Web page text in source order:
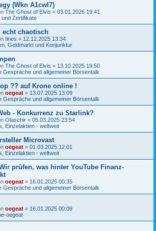
(Wkn A1cwl7)
The Ghost of Elvis « 03.01.2026 19:41
und Zertifikate
echt chaotisch
Iines « 12.12.2025 13:34
Geldmarkt und Konjunktur
The Ghost of Elvis « 13.10.2025 19:50
Gespräche und allgemeiner Börsentalk
?? auf Krone online !
oegeat « 13.07.2025 13:09
Gespräche und allgemeiner Börsentalk
- Konkurrenz zu Starlink?
Olaschir « 05.03.2025 23:54
Einzelaktien - weltweit
Microvast
oegeat « 01.03.2025 12:01
Einzelaktien - weltweit
prüfen, was hinter YouTube Finanz-
oegeat « 16.01.2025 00:35
Gespräche und allgemeiner Börsentalk
oegeat « 16.01.2025 00:09
oegeat